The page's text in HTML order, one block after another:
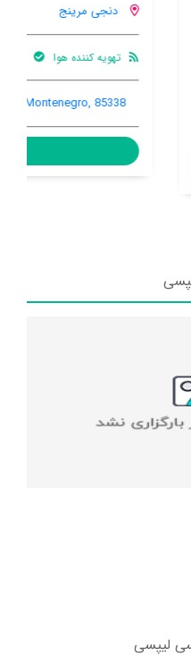
بالکن
Morinj Bb, Donji Morinj,
لیپسی